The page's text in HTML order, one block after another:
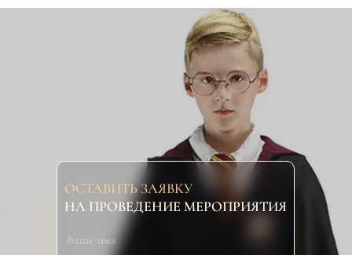
ОСТАВИТЬ ЗАЯВКУ
НА ПРОВЕДЕНИЕ МЕРОПРИЯТИЯ